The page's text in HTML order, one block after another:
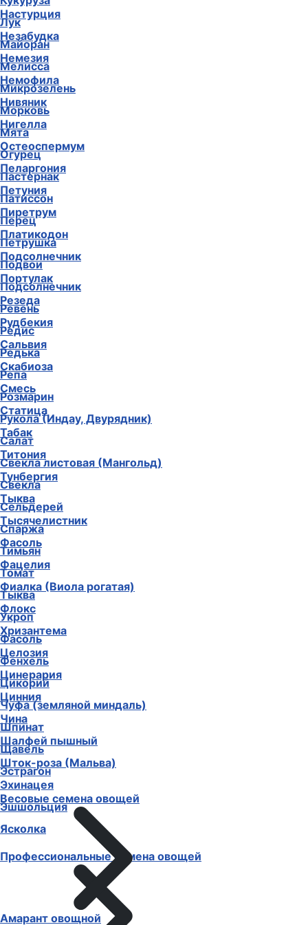
Настурция
Незабудка
Немезия
Немофила
Нивяник
Нигелла
Остеоспермум
Пеларгония
Петуния
Пиретрум
Платикодон
Подсолнечник
Портулак
Резеда
Рудбекия
Сальвия
Скабиоза
Смесь
Статица
Табак
Титония
Тунбергия
Тыква
Тысячелистник
Фасоль
Фацелия
Фиалка (Виола рогатая)
Флокс
Хризантема
Целозия
Цинерария
Цинния
Чина
Шалфей пышный
Шток-роза (Мальва)
Эхинацея
Эшшольция
Ясколка
Профессиональные семена овощей
Лук
Майоран
Мелисса
Микрозелень
Морковь
Мята
Огурец
Пастернак
Патиссон
Перец
Петрушка
Подвои
Подсолнечник
Ревень
Редис
Редька
Репа
Розмарин
Рукола (Индау, Двурядник)
Салат
Свекла листовая (Мангольд)
Свекла
Сельдерей
Спаржа
Тимьян
Томат
Тыква
Укроп
Фасоль
Фенхель
Цикорий
Чуфа (земляной миндаль)
Шпинат
Щавель
Эстрагон
Весовые семена овощей
Амарант овощной